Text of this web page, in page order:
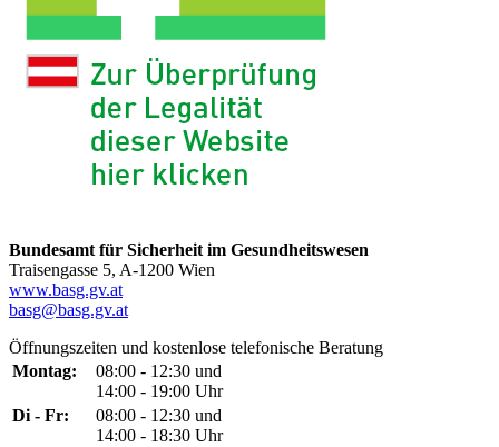
Bundesamt für Sicherheit im Gesundheitswesen
Traisengasse 5, A-1200 Wien
www.basg.gv.at
basg@basg.gv.at
Öffnungszeiten und kostenlose telefonische Beratung
Montag:
08:00 - 12:30 und
14:00 - 19:00 Uhr
Di - Fr:
08:00 - 12:30 und
14:00 - 18:30 Uhr